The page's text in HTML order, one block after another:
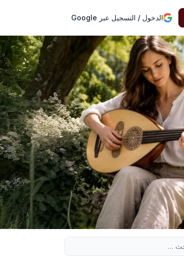
الدخول / التسجيل عبر Google